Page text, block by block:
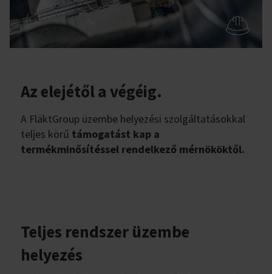
Az elejétől a végéig.
A FläktGroup üzembe helyezési szolgáltatásokkal
teljes körű támogatást kap a
termékminősítéssel rendelkező mérnököktől.
Teljes rendszer üzembe
helyezés